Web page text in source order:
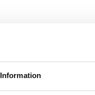
Information